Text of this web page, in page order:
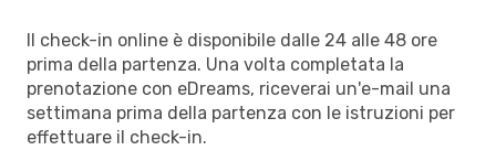
Il check-in online è disponibile dalle 24 alle 48 ore
prima della partenza. Una volta completata la
prenotazione con eDreams, riceverai un'e-mail una
settimana prima della partenza con le istruzioni per
effettuare il check-in.